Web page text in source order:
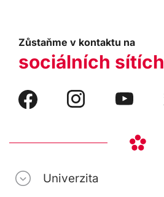
Zůstaňme v kontaktu na
sociálních sítích
Univerzita